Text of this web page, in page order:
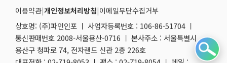
이용약관|개인정보처리방침|이메일무단수집거부
상호명: (주)파인인포 ㅣ 사업자등록번호 : 106-86-51704 ㅣ
통신판매번호 2008-서울용산-0716 ㅣ 본사주소 : 서울특별시
용산구 청파로 74, 전자랜드 신관 2층 226호